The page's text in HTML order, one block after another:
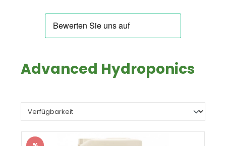
Advanced Hydroponics